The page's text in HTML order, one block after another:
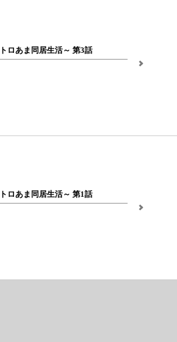
ロあま同居生活～ 第3話
ロあま同居生活～ 第1話